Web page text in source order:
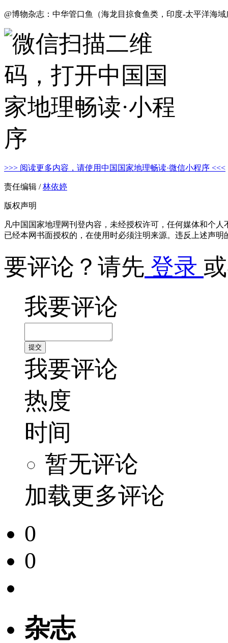
@博物杂志：中华管口鱼（海龙目掠食鱼类，印度-太平洋海
>>> 阅读更多内容，请使用中国国家地理畅读·微信小程序 <<<
责任编辑 /林依婷
版权声明
凡中国国家地理网刊登内容，未经授权许可，任何媒体和个
已经本网书面授权的，在使用时必须注明来源。违反上述声
要评论？请先 登录
我要评论
我要评论
热度
时间
暂无评论
加载更多评论
0
0
杂志